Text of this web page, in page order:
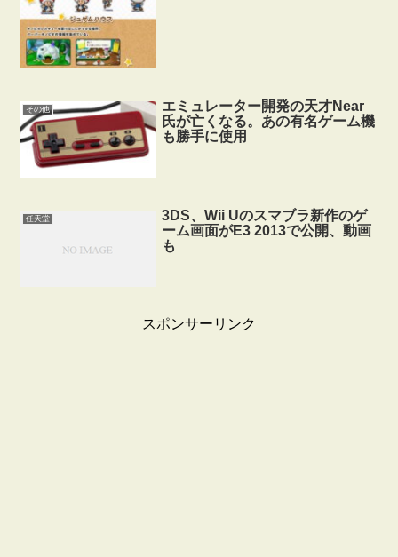
その他
エミュレーター開発の天才Near
氏が亡くなる。あの有名ゲーム機
も勝手に使用
任天堂
3DS、Wii Uのスマブラ新作のゲ
ーム画面がE3 2013で公開、動画
も
スポンサーリンク